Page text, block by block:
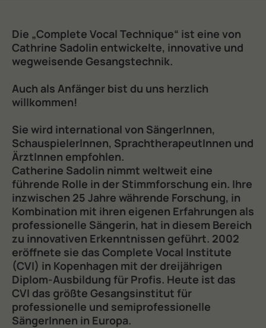
Die „Complete Vocal Technique“ ist eine von
Cathrine Sadolin entwickelte, innovative und
wegweisende Gesangstechnik.
Auch als Anfänger bist du uns herzlich
willkommen!
Sie wird international von SängerInnen,
SchauspielerInnen, SprachtherapeutInnen und
ÄrztInnen empfohlen.
Catherine Sadolin nimmt weltweit eine
führende Rolle in der Stimmforschung ein. Ihre
inzwischen 25 Jahre währende Forschung, in
Kombination mit ihren eigenen Erfahrungen als
professionelle Sängerin, hat in diesem Bereich
zu innovativen Erkenntnissen geführt. 2002
eröffnete sie das Complete Vocal Institute
(CVI) in Kopenhagen mit der dreijährigen
Diplom-Ausbildung für Profis. Heute ist das
CVI das größte Gesangsinstitut für
professionelle und semiprofessionelle
SängerInnen in Europa.